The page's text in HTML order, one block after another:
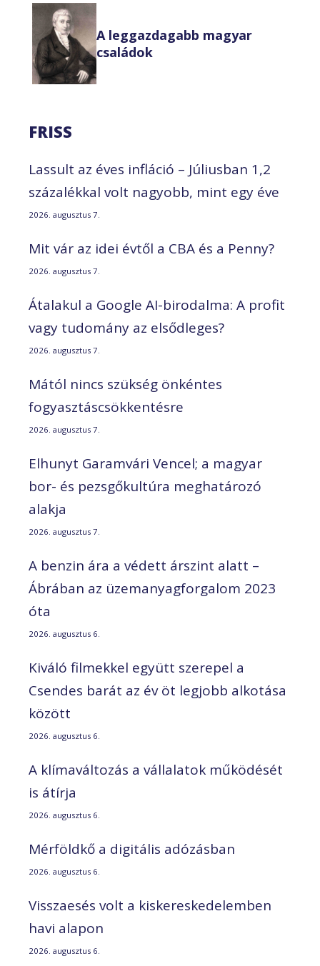
A leggazdagabb magyar
családok
FRISS
Lassult az éves infláció – Júliusban 1,2
százalékkal volt nagyobb, mint egy éve
2026. augusztus 7.
Mit vár az idei évtől a CBA és a Penny?
2026. augusztus 7.
Átalakul a Google AI-birodalma: A profit
vagy tudomány az elsődleges?
2026. augusztus 7.
Mától nincs szükség önkéntes
fogyasztáscsökkentésre
2026. augusztus 7.
Elhunyt Garamvári Vencel; a magyar
bor- és pezsgőkultúra meghatározó
alakja
2026. augusztus 7.
A benzin ára a védett árszint alatt –
Ábrában az üzemanyagforgalom 2023
óta
2026. augusztus 6.
Kiváló filmekkel együtt szerepel a
Csendes barát az év öt legjobb alkotása
között
2026. augusztus 6.
A klímaváltozás a vállalatok működését
is átírja
2026. augusztus 6.
Mérföldkő a digitális adózásban
2026. augusztus 6.
Visszaesés volt a kiskereskedelemben
havi alapon
2026. augusztus 6.